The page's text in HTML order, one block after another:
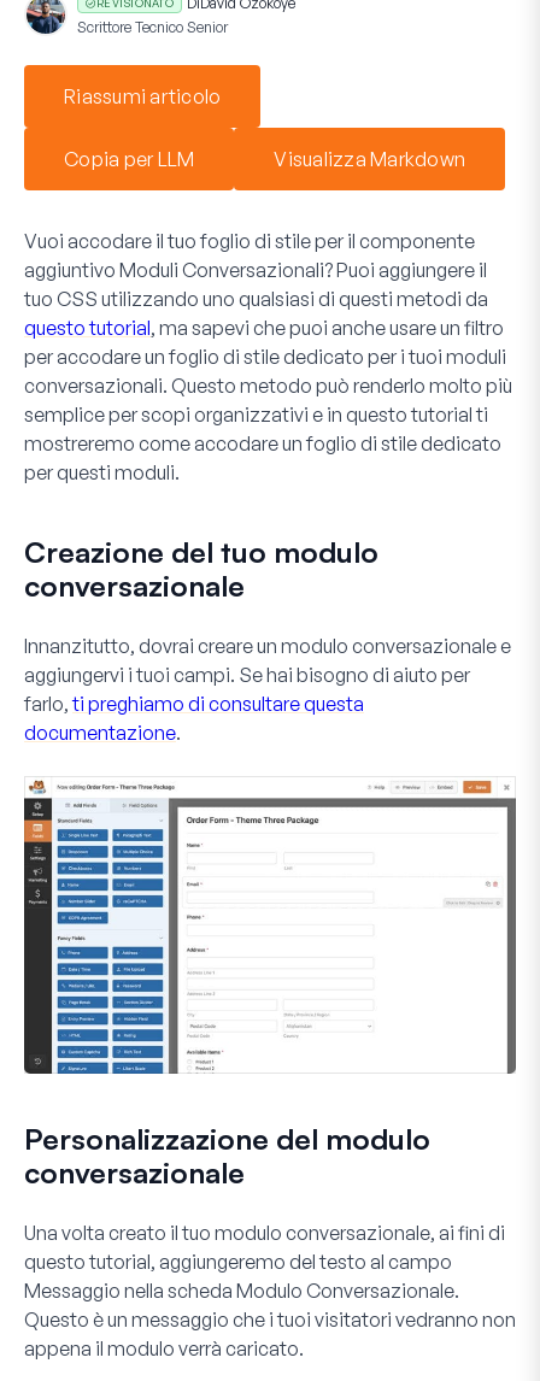
Scrittore Tecnico Senior
Riassumi articolo
Copia per LLM Visualizza Markdown
Vuoi accodare il tuo foglio di stile per il componente
aggiuntivo Moduli Conversazionali? Puoi aggiungere il
tuo CSS utilizzando uno qualsiasi di questi metodi da
questo tutorial, ma sapevi che puoi anche usare un filtro
per accodare un foglio di stile dedicato per i tuoi moduli
conversazionali. Questo metodo può renderlo molto più
semplice per scopi organizzativi e in questo tutorial ti
mostreremo come accodare un foglio di stile dedicato
per questi moduli.
Creazione del tuo modulo
conversazionale
Innanzitutto, dovrai creare un modulo conversazionale e
aggiungervi i tuoi campi. Se hai bisogno di aiuto per
farlo,ti preghiamo di consultare questa
documentazione.
Personalizzazione del modulo
conversazionale
Una volta creato il tuo modulo conversazionale, ai fini di
questo tutorial, aggiungeremo del testo al campo
Messaggio nella scheda Modulo Conversazionale.
Questo è un messaggio che i tuoi visitatori vedranno non
appena il modulo verrà caricato.